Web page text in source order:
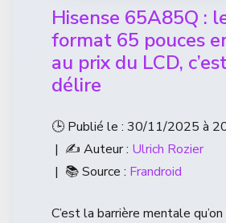
Hisense 65A85Q :
format 65 pouces
au prix du LCD,
délire
🕒 Publié le : 30/11/2025 à
| ✍️ Auteur : Ulrich Rozier
| 📚 Source : Frandroid
C’est la barrière mentale